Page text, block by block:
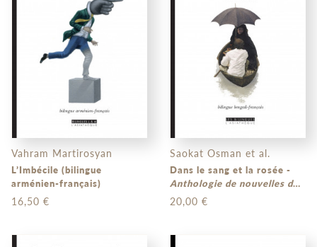
Vahram Martirosyan
L’Imbécile (bilingue
arménien-français)
16,50 €
Saokat Osman et al.
Dans le sang et la rosée -
Anthologie de nouvelles du
Bangladesh
bengali-français)
20,00 €